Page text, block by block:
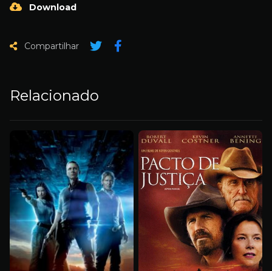
Download
Compartilhar
Relacionado